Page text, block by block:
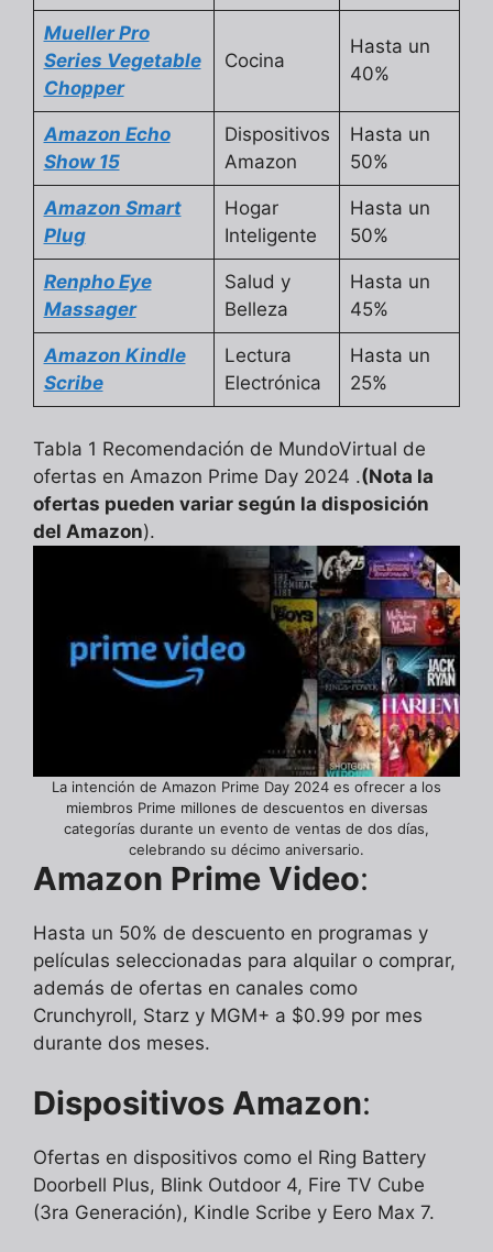
Mueller Pro
Series Vegetable
Chopper
Cocina
Hasta un
40%
Amazon Echo
Show 15
Dispositivos
Amazon
Hasta un
50%
Amazon Smart
Plug
Hogar
Inteligente
Hasta un
50%
Renpho Eye
Massager
Salud y
Belleza
Hasta un
45%
Amazon Kindle
Scribe
Lectura
Electrónica
Hasta un
25%
Tabla 1 Recomendación de MundoVirtual de
ofertas en Amazon Prime Day 2024 .(Nota la
ofertas pueden variar según la disposición
del Amazon).
La intención de Amazon Prime Day 2024 es ofrecer a los
miembros Prime millones de descuentos en diversas
categorías durante un evento de ventas de dos días,
celebrando su décimo aniversario.
Amazon Prime Video:
Hasta un 50% de descuento en programas y
películas seleccionadas para alquilar o comprar,
además de ofertas en canales como
Crunchyroll, Starz y MGM+ a $0.99 por mes
durante dos meses.
Dispositivos Amazon:
Ofertas en dispositivos como el Ring Battery
Doorbell Plus, Blink Outdoor 4, Fire TV Cube
(3ra Generación), Kindle Scribe y Eero Max 7.